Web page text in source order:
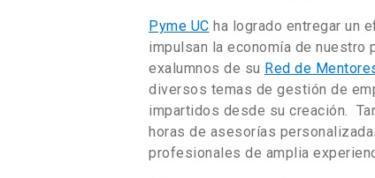
Pyme UC ha logrado entregar un
impulsan la economía de nuestro
exalumnos de su Red de
diversos temas de gestión de
impartidos desde su creación.
horas de asesorías
profesionales de amplia